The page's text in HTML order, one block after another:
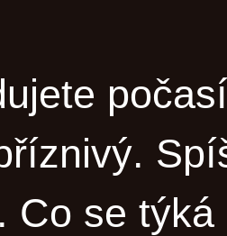
Co se